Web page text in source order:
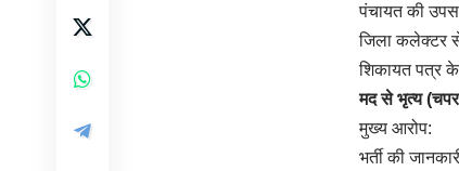
पंचायत की
जिला कलेक्टर से
शिकायत पत्र
मद से भृत्य
मुख्य आरोप:
भर्ती की